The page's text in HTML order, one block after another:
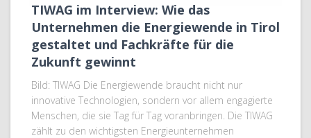
TIWAG im Interview: Wie das
Unternehmen die Energiewende in Tirol
gestaltet und Fachkräfte für die
Zukunft gewinnt
Bild: TIWAG Die Energiewende braucht nicht nur
innovative Technologien, sondern vor allem engagierte
Menschen, die sie Tag für Tag voranbringen. Die TIWAG
zählt zu den wichtigsten Energieunternehmen